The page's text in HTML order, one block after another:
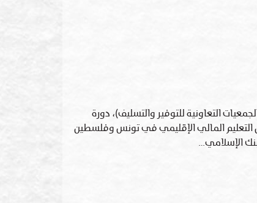
التعاونية للتوفير والتسليف)، دورة
التعليم المالي الإقليمي في تونس وفلسطين
الإسلامي…